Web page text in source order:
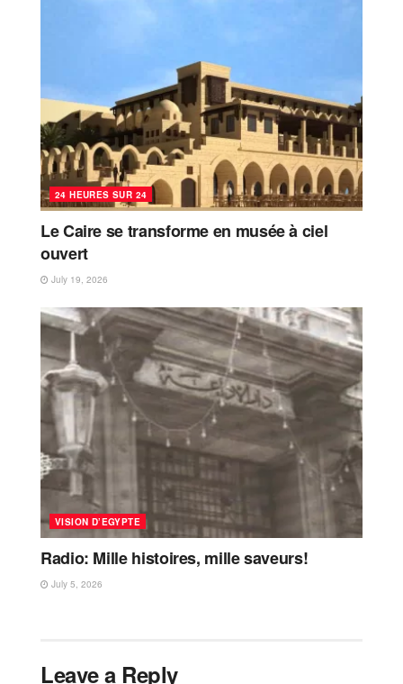
24 HEURES SUR 24
Le Caire se transforme en musée à ciel
ouvert
July 19, 2026
VISION D’EGYPTE
Radio: Mille histoires, mille saveurs!
July 5, 2026
Leave a Reply